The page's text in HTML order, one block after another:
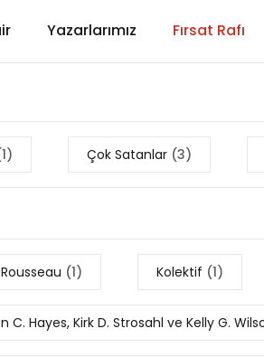
Yazarlarımız Fırsat Rafı
Çok Satanlar (3)
(1) Kolektif (1)
C. Hayes, Kirk D. Strosahl ve Kelly G.